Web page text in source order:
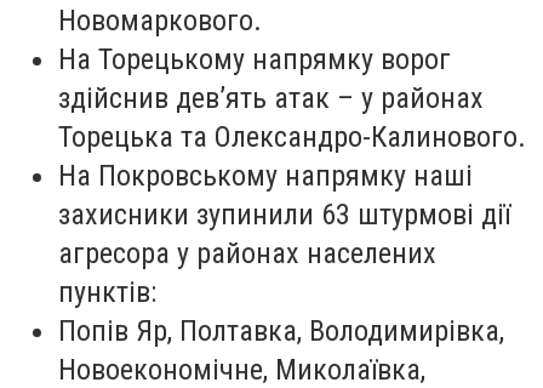
Новомаркового.
На Торецькому напрямку ворог
здійснив дев’ять атак – у районах
Торецька та Олександро-Калинового.
На Покровському напрямку наші
захисники зупинили 63 штурмові дії
агресора у районах населених
пунктів:
Попів Яр, Полтавка, Володимирівка,
Новоекономічне, Миколаївка,